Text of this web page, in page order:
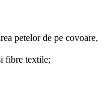
petelor de pe covoare,
fibre textile;